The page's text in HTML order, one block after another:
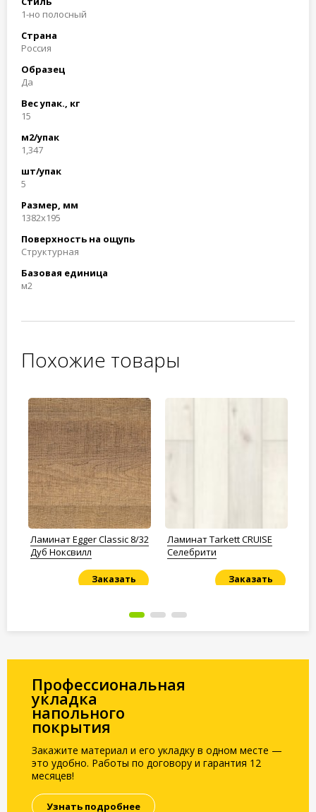
1-но полосный
Страна
Россия
Образец
Да
Вес упак., кг
15
м2/упак
1,347
шт/упак
5
Размер, мм
1382x195
Поверхность на ощупь
Структурная
Базовая единица
м2
Похожие товары
Ламинат Egger Classic 8/32
Дуб Ноксвилл
Заказать
Ламинат Tarkett CRUISE
Селебрити
Заказать
Профессиональная
укладка
напольного
покрытия
Закажите материал и его укладку в одном месте —
это удобно. Работы по договору и гарантия 12
месяцев!
Узнать подробнее